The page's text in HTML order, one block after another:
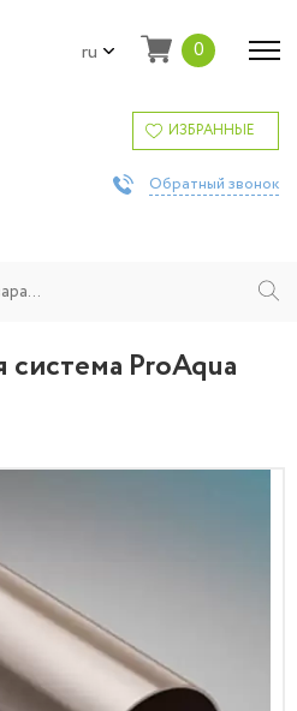
ru 0
ИЗБРАННЫЕ
Обратный звонок
ProAqua